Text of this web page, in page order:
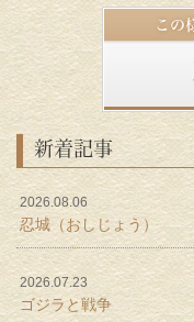
新着記事
2026.08.06
忍城（おしじょう）
2026.07.23
ゴジラと戦争